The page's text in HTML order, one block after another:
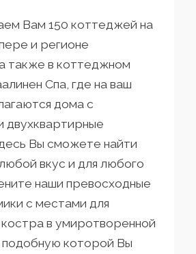
Вам 150 коттеджей на
и регионе
также в коттеджном
Спа, где на ваш
дома с
двухквартирные
Вы сможете найти
вкус и для любого
наши превосходные
с местами для
в умиротворенной
которой Вы